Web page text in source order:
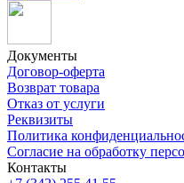
Документы
Договор-оферта
Возврат товара
Отказ от услуги
Реквизиты
Политика
Согласие на обработку
Контакты